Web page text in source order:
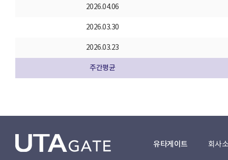
2026.04.06
2026.03.30
2026.03.23
주간평균
유타게이트 회사